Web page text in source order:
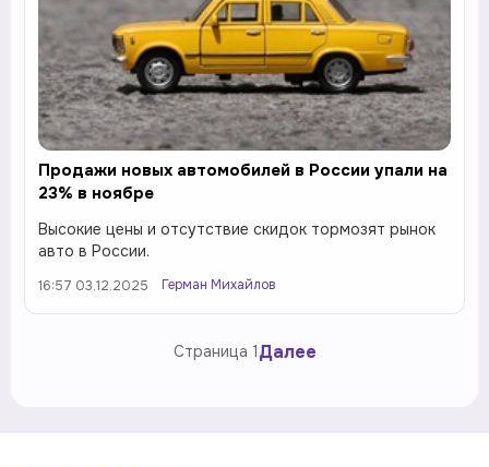
Продажи новых автомобилей в России упали на
23% в ноябре
Высокие цены и отсутствие скидок тормозят рынок
авто в России.
16:57 03.12.2025 Герман Михайлов
Страница 1 Далее